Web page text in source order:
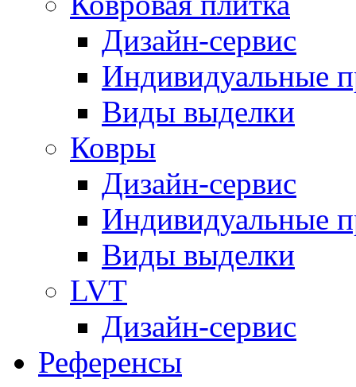
Дизайн-сервис
Индивидуальные
Виды выделки
Ковры
Дизайн-сервис
Индивидуальные
Виды выделки
LVT
Дизайн-сервис
Референсы